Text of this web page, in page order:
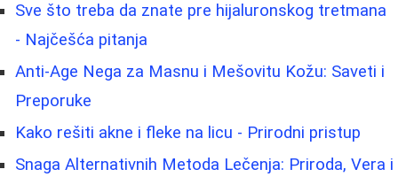
Sve što treba da znate pre hijaluronskog tretmana
- Najčešća pitanja
Anti-Age Nega za Masnu i Mešovitu Kožu: Saveti i
Preporuke
Kako rešiti akne i fleke na licu - Prirodni pristup
Snaga Alternativnih Metoda Lečenja: Priroda, Vera i